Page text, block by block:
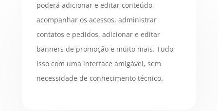
poderá adicionar e editar conteúdo,
acompanhar os acessos, administrar
contatos e pedidos, adicionar e editar
banners de promoção e muito mais. Tudo
isso com uma interface amigável, sem
necessidade de conhecimento técnico.